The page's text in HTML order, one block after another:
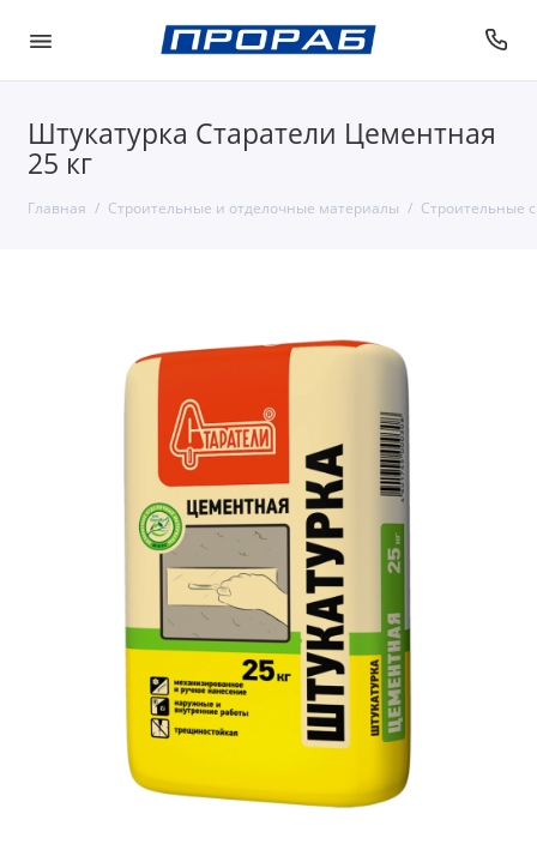
Штукатурка Старатели Цементная
25 кг
Главная Строительные и отделочные материалы Строительные